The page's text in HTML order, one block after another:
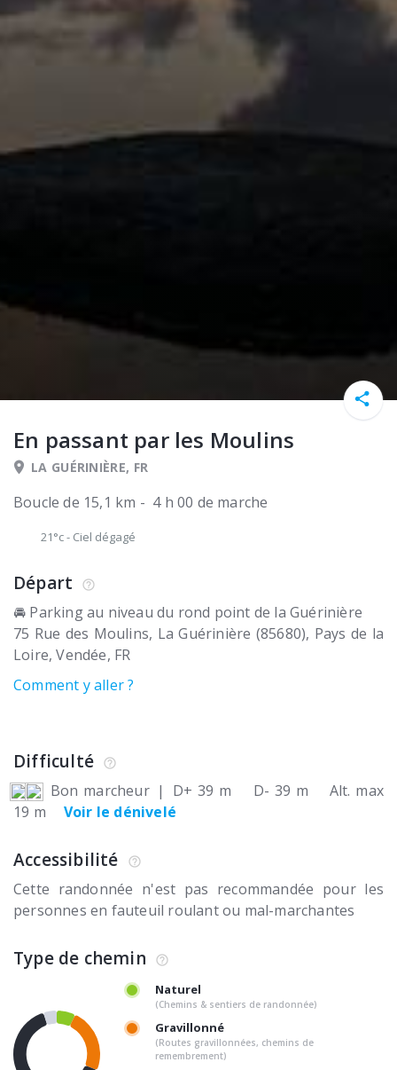
En passant par les Moulins
LA GUÉRINIÈRE, FR
Boucle de 15,1 km - 4 h 00 de marche
21°c- Ciel dégagé
Départ
🚘 Parking au niveau du rond point de la Guérinière
75 Rue des Moulins La Guérinière (85680) Pays de la
Loire, Vendée FR
Comment y aller ?
Difficulté
Bon marcheur | D+ 39 m D- 39 m
Alt. max
19 m
Voir le dénivelé
Accessibilité
Cette randonnée n'est pas recommandée pour les
personnes en fauteuil roulant ou mal-marchantes
Type de chemin
Naturel
(Chemins & sentiers de randonnée)
Gravillonné
(Routes gravillonnées, chemins de
remembrement)